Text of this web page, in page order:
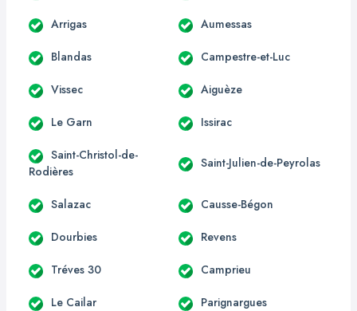
Arrigas Aumessas
Blandas Campestre-et-Luc
Vissec Aiguèze
Le Garn Issirac
Saint-Christol-de-
Rodières
Saint-Julien-de-Peyrolas
Salazac Causse-Bégon
Dourbies Revens
Tréves 30 Camprieu
Le Cailar Parignargues